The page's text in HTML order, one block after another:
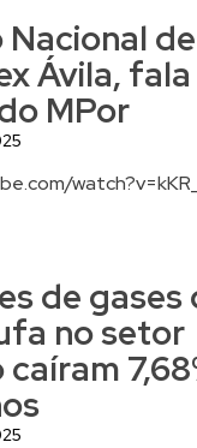
de
Ávila,
MPor
de gases
no setor